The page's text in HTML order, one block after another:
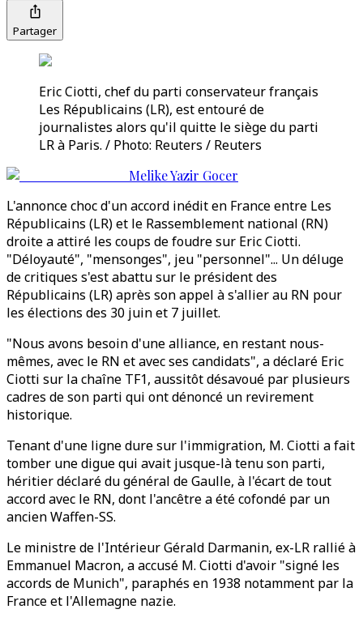
Partager
Eric Ciotti, chef du parti conservateur français
Les Républicains (LR), est entouré de
journalistes alors qu'il quitte le siège du parti
LR à Paris. / Photo: Reuters / Reuters
Melike Yazir Gocer
L'annonce choc d'un accord inédit en France entre Les
Républicains (LR) et le Rassemblement national (RN)
droite a attiré les coups de foudre sur Eric Ciotti.
"Déloyauté", "mensonges", jeu "personnel"... Un déluge
de critiques s'est abattu sur le président des
Républicains (LR) après son appel à s'allier au RN pour
les élections des 30 juin et 7 juillet.
"Nous avons besoin d'une alliance, en restant nous-
mêmes, avec le RN et avec ses candidats", a déclaré Eric
Ciotti sur la chaîne TF1, aussitôt désavoué par plusieurs
cadres de son parti qui ont dénoncé un revirement
historique.
Tenant d'une ligne dure sur l'immigration, M. Ciotti a fait
tomber une digue qui avait jusque-là tenu son parti,
héritier déclaré du général de Gaulle, à l'écart de tout
accord avec le RN, dont l'ancêtre a été cofondé par un
ancien Waffen-SS.
Le ministre de l'Intérieur Gérald Darmanin, ex-LR rallié à
Emmanuel Macron, a accusé M. Ciotti d'avoir "signé les
accords de Munich", paraphés en 1938 notamment par la
France et l'Allemagne nazie.